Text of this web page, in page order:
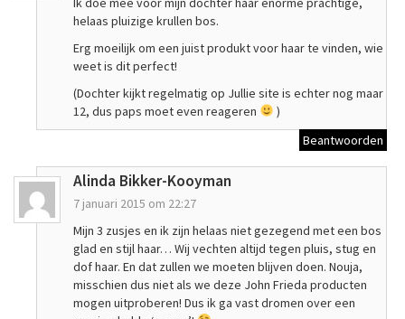
helaas pluizige krullen bos.
Erg moeilijk om een juist produkt voor haar te vinden, wie
weet is dit perfect!
(Dochter kijkt regelmatig op Jullie site is echter nog maar
12, dus paps moet even reageren
)
Beantwoorden
Alinda Bikker-Kooyman
7 januari 2015 om 22:27
Mijn 3 zusjes en ik zijn helaas niet gezegend met een bos
glad en stijl haar… Wij vechten altijd tegen pluis, stug en
dof haar. En dat zullen we moeten blijven doen. Nouja,
misschien dus niet als we deze John Frieda producten
mogen uitproberen! Dus ik ga vast dromen over een